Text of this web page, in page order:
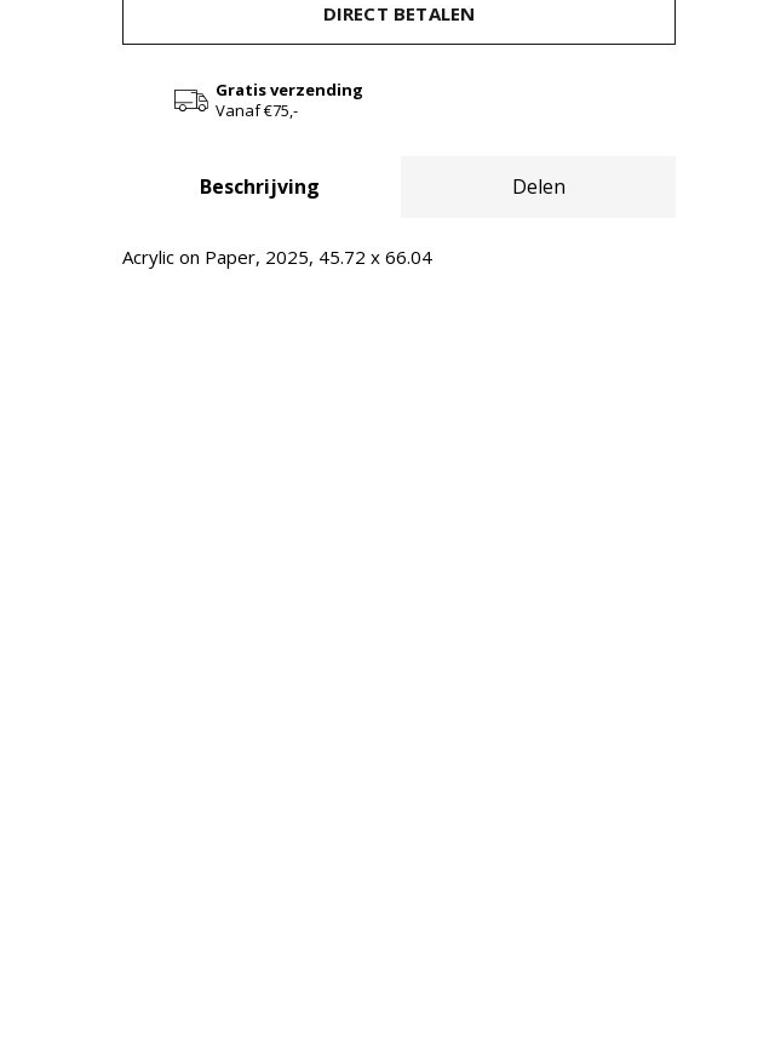
DIRECT BETALEN
Gratis verzending
Vanaf €75,-
Beschrijving Delen
Acrylic on Paper, 2025, 45.72 x 66.04